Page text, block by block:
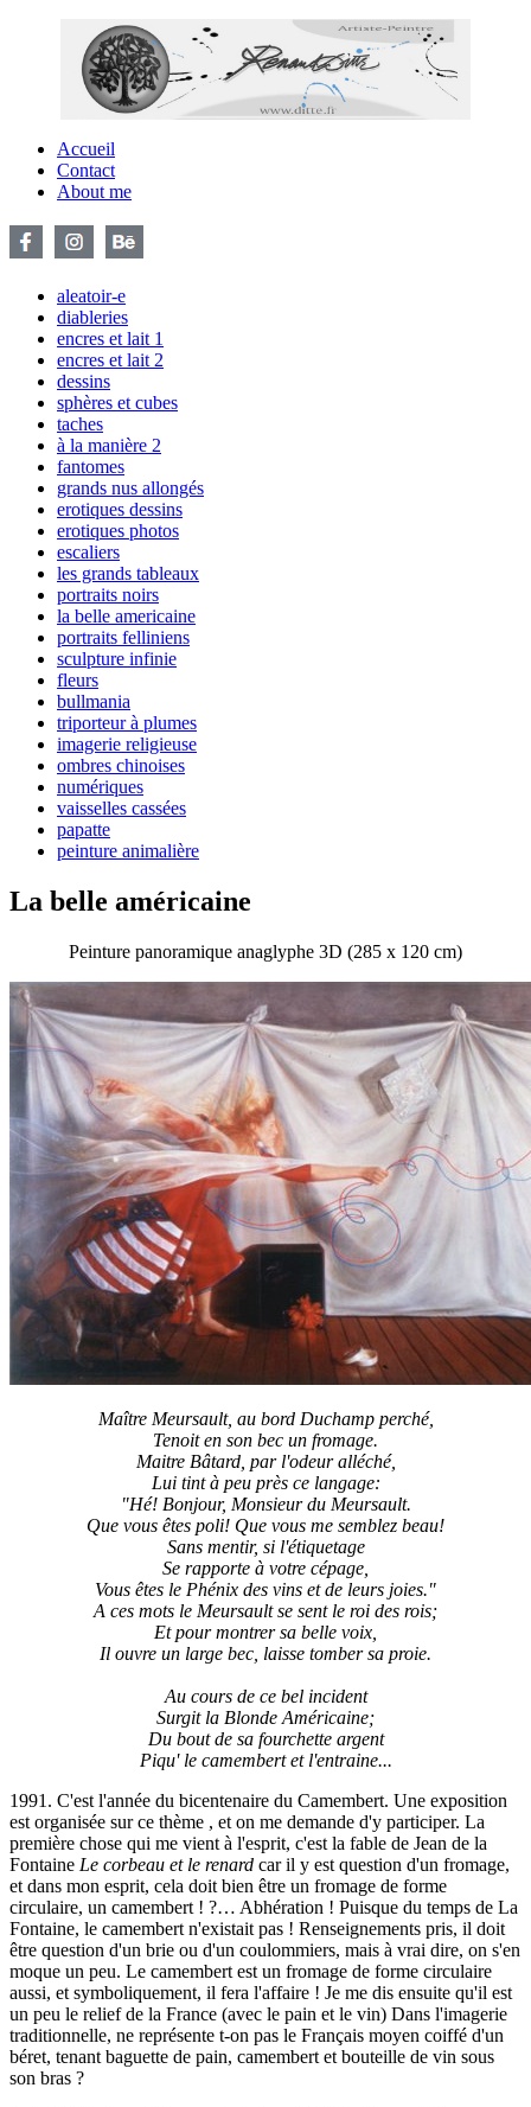
Accueil
Contact
About me
aleatoir-e
diableries
encres et lait 1
encres et lait 2
dessins
sphères et cubes
taches
à la manière 2
fantomes
grands nus allongés
erotiques dessins
erotiques photos
escaliers
les grands tableaux
portraits noirs
la belle americaine
portraits felliniens
sculpture infinie
fleurs
bullmania
triporteur à plumes
imagerie religieuse
ombres chinoises
numériques
vaisselles cassées
papatte
peinture animalière
La belle américaine
Peinture panoramique anaglyphe 3D (285 x 120 cm)
Maître Meursault, au bord Duchamp perché,
Tenoit en son bec un fromage.
Maitre Bâtard, par l'odeur alléché,
Lui tint à peu près ce langage:
"Hé! Bonjour, Monsieur du Meursault.
Que vous êtes poli! Que vous me semblez beau!
Sans mentir, si l'étiquetage
Se rapporte à votre cépage,
Vous êtes le Phénix des vins et de leurs joies."
A ces mots le Meursault se sent le roi des rois;
Et pour montrer sa belle voix,
Il ouvre un large bec, laisse tomber sa proie.
Au cours de ce bel incident
Surgit la Blonde Américaine;
Du bout de sa fourchette argent
Piqu' le camembert et l'entraine...
1991. C'est l'année du bicentenaire du Camembert. Une exposition
est organisée sur ce thème , et on me demande d'y participer. La
première chose qui me vient à l'esprit, c'est la fable de Jean de la
Fontaine Le corbeau et le renard car il y est question d'un fromage,
et dans mon esprit, cela doit bien être un fromage de forme
circulaire, un camembert ! ?… Abhération ! Puisque du temps de La
Fontaine, le camembert n'existait pas ! Renseignements pris, il doit
être question d'un brie ou d'un coulommiers, mais à vrai dire, on s'en
moque un peu. Le camembert est un fromage de forme circulaire
aussi, et symboliquement, il fera l'affaire ! Je me dis ensuite qu'il est
un peu le relief de la France (avec le pain et le vin) Dans l'imagerie
traditionnelle, ne représente t-on pas le Français moyen coiffé d'un
béret, tenant baguette de pain, camembert et bouteille de vin sous
son bras ?